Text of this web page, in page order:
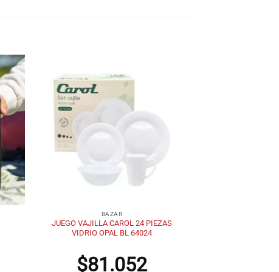
BAZAR
JUEGO VAJILLA CAROL 24 PIEZAS
VIDRIO OPAL BL 64024
$81.052